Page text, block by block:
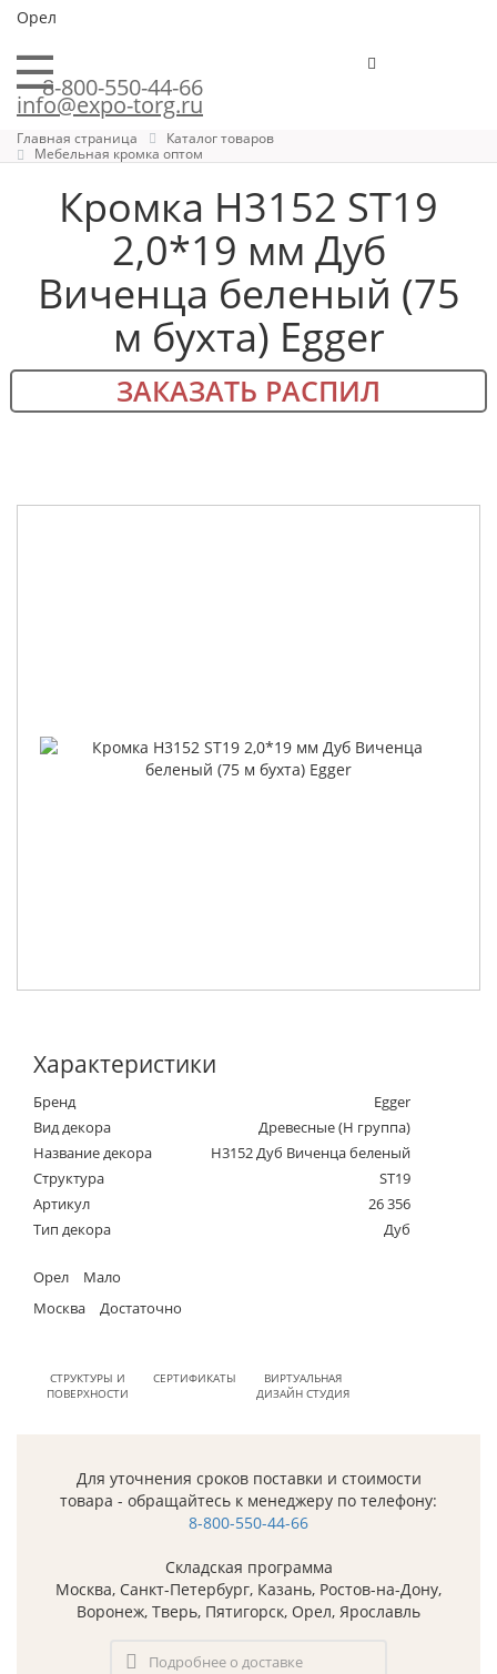
Орел
8-800-550-44-66
info@expo-torg.ru
Главная страница
Каталог товаров
Мебельная кромка оптом
Кромка H3152 ST19
2,0*19 мм Дуб
Виченца беленый (75
м бухта) Egger
ЗАКАЗАТЬ РАСПИЛ
Характеристики
Бренд
Egger
Вид декора
Древесные (Н группа)
Название декора
H3152 Дуб Виченца беленый
Структура
ST19
Артикул
26 356
Тип декора
Дуб
Орел
Мало
Москва
Достаточно
СТРУКТУРЫ И
ПОВЕРХНОСТИ
СЕРТИФИКАТЫ
ВИРТУАЛЬНАЯ
ДИЗАЙН СТУДИЯ
Для уточнения сроков поставки и стоимости
товара - обращайтесь к менеджеру по телефону:
8-800-550-44-66
Складская программа
Москва, Санкт-Петербург, Казань, Ростов-на-Дону,
Воронеж, Тверь, Пятигорск, Орел, Ярославль
Подробнее о доставке